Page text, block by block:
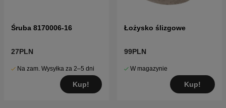
Śruba 8170006-16
27PLN
Na zam. Wysyłka za 2–5 dni
Kup!
Łożysko ślizgowe
99PLN
W magazynie
Kup!